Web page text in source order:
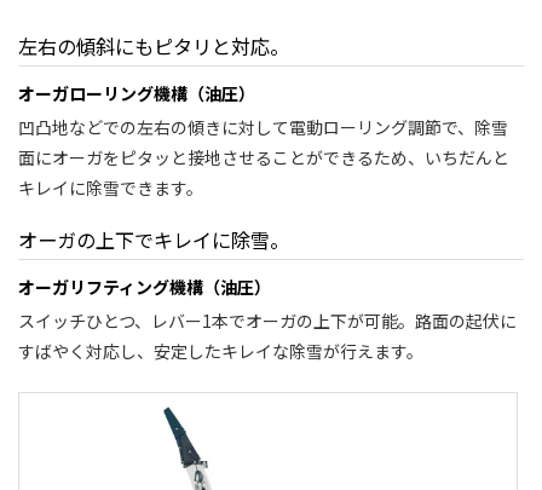
左右の傾斜にもピタリと対応。
オーガローリング機構（油圧）
凹凸地などでの左右の傾きに対して電動ローリング調節で、除雪
面にオーガをピタッと接地させることができるため、いちだんと
キレイに除雪できます。
オーガの上下でキレイに除雪。
オーガリフティング機構（油圧）
スイッチひとつ、レバー1本でオーガの上下が可能。路面の起伏に
すばやく対応し、安定したキレイな除雪が行えます。